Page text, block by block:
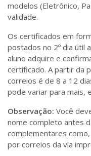
modelos (Eletrônico,
validade.
Os certificados em
postados no 2º dia útil
aluno adquire e
certificado. A partir da
correios é de 8 a 12
pode variar para mais,
Observação: Você
nome completo antes
complementares
por correios da via